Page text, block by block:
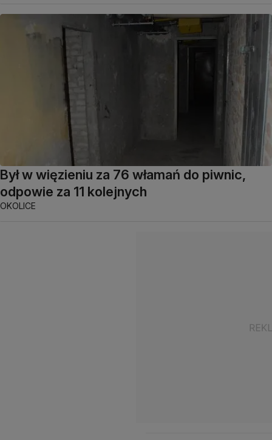
Był w więzieniu za 76 włamań do piwnic,
odpowie za 11 kolejnych
OKOLICE